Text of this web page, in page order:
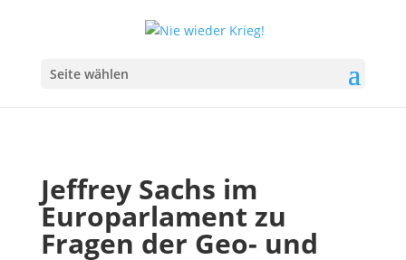
Seite wählen
Jeffrey Sachs im
Europarlament zu
Fragen der Geo- und